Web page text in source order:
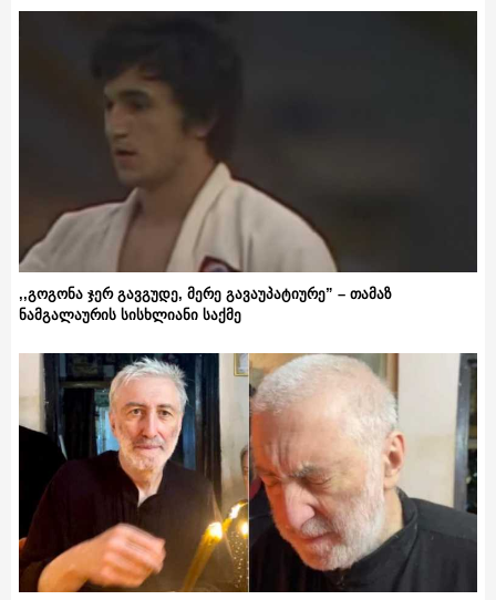
,,გოგონა ჯერ გავგუდე, მერე გავაუპატიურე” – თამაზ
ნამგალაურის სისხლიანი საქმე